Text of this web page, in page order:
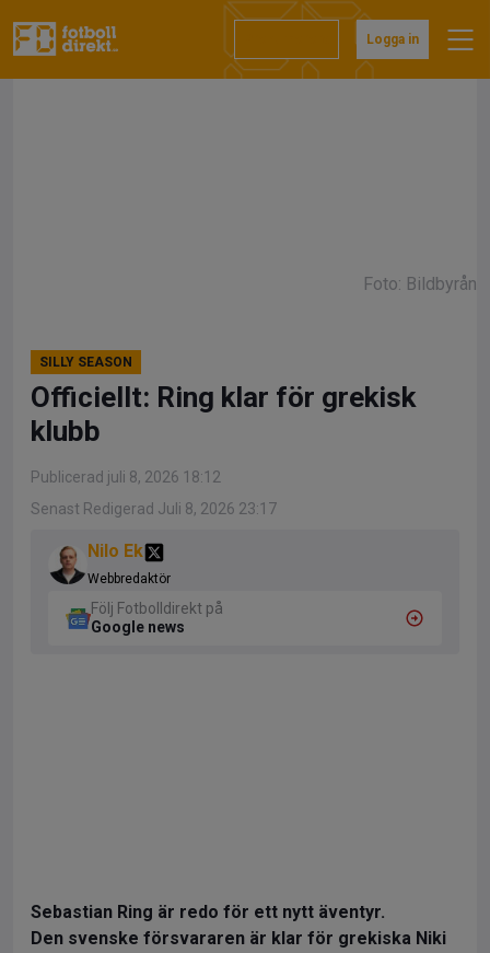
till
Logga in
Foto: Bildbyrån
SILLY SEASON
Officiellt: Ring klar för grekisk
klubb
Publicerad juli 8, 2026 18:12
Senast Redigerad Juli 8, 2026 23:17
Nilo Ek
Webbredaktör
Följ Fotbolldirekt på
Google news
Sebastian Ring är redo för ett nytt äventyr.
Den svenske försvararen är klar för grekiska Niki